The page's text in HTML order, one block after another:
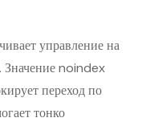
управление на
Значение noindex
переход по
тонко